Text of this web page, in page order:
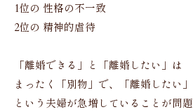
1位の 性格の不一致
2位の 精神的虐待
「離婚できる」と「離婚したい」は
まったく「別物」で、「離婚したい」
という夫婦が急増していることが問題